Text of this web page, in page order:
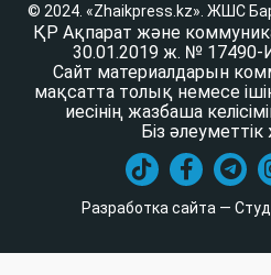
© 2024. «Zhaikpress.kz». ЖШС
ҚР Ақпарат және
30.01.2019 ж. № 17490-
Сайт материалдарын
мақсатта толық немесе
иесінің жазбаша
Біз
Разработка сайта —